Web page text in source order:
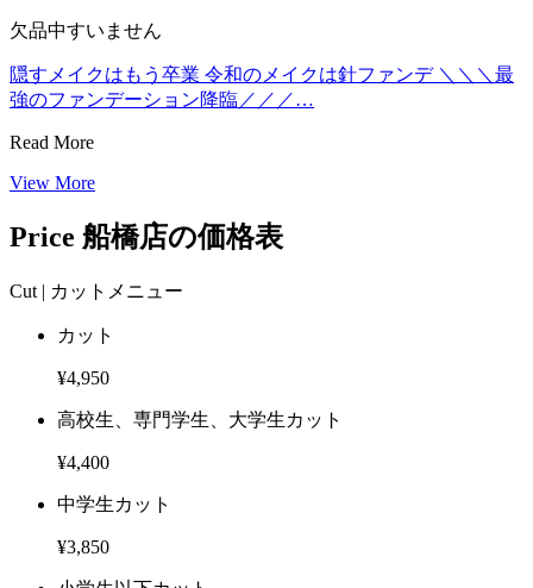
欠品中すいません
隠すメイクはもう卒業 令和のメイクは針ファンデ ＼＼＼最
強のファンデーション降臨／／／…
Read More
View More
Price 船橋店の価格表
Cut | カットメニュー
カット
¥4,950
高校生、専門学生、大学生カット
¥4,400
中学生カット
¥3,850